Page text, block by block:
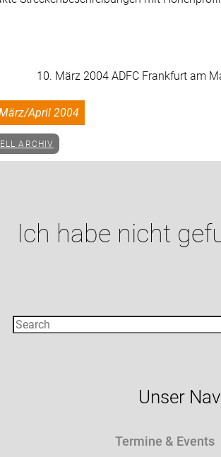
10. März 2004 ADFC Frankfurt am
April 2004
ARCHIV
Ich habe nicht
Unser
Termine & Events